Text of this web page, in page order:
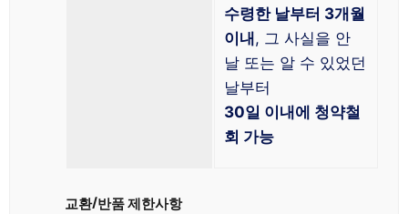
수령한 날부터 3개월
이내 , 그 사실을 안
날 또는 알 수 있었던
날부터
30일 이내에 청약철
회 가능
교환/반품 제한사항